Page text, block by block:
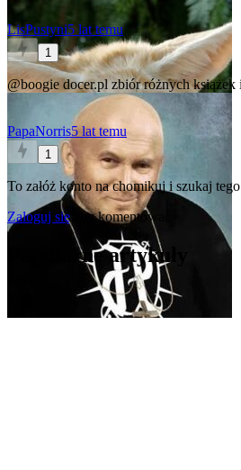
LisPustyni5 lat temu
1
@boogie docer.pl zbiór różnych
PapaNorris5 lat temu
1
To załóż konto na chomikuj i szukaj
Zaloguj się aby komentować
Popularne artykuły